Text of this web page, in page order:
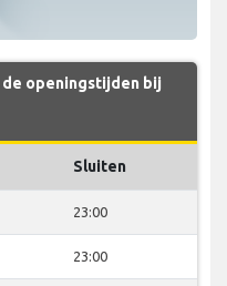
de openingstijden bij
Sluiten
23:00
23:00